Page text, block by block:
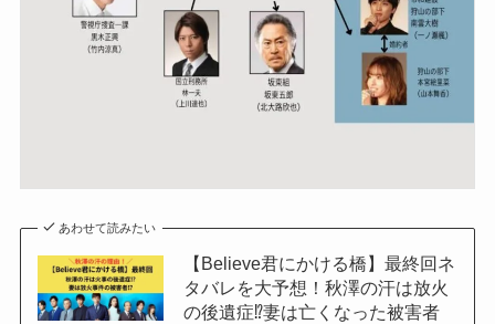
あわせて読みたい
【Believe君にかける橋】最終回ネ
タバレを大予想！秋澤の汗は放火
の後遺症⁉妻は亡くなった被害者